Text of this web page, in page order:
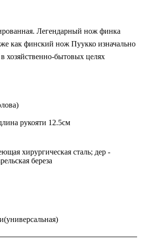
Легендарный нож финка
как финский нож Пуукко изначально
хозяйственно-бытовых целях
рукояти 12.5см
хирургическая сталь; дер -
береза